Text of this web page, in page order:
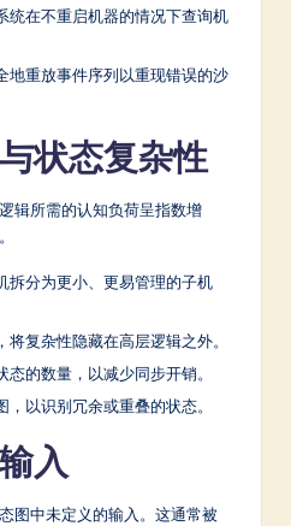
统在不重启机器的情况下查询机
地重放事件序列以重现错误的沙
状态复杂性
辑所需的认知负荷呈指数增
拆分为更小、更易管理的子机
将复杂性隐藏在高层逻辑之外。
态的数量，以减少同步开销。
，以识别冗余或重叠的状态。
入
图中未定义的输入。这通常被